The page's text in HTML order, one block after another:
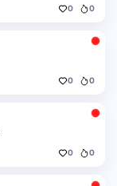
0 0
0 0
0 0